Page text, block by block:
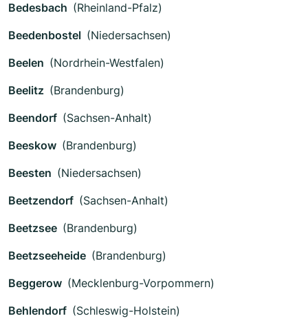
Bedesbach (Rheinland-Pfalz)
Beedenbostel (Niedersachsen)
Beelen (Nordrhein-Westfalen)
Beelitz (Brandenburg)
Beendorf (Sachsen-Anhalt)
Beeskow (Brandenburg)
Beesten (Niedersachsen)
Beetzendorf (Sachsen-Anhalt)
Beetzsee (Brandenburg)
Beetzseeheide (Brandenburg)
Beggerow (Mecklenburg-Vorpommern)
Behlendorf (Schleswig-Holstein)